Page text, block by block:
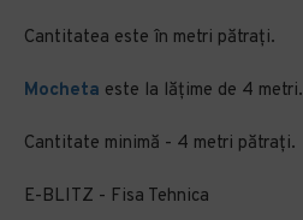
Cantitatea este în metri pătrați.
Mocheta este la lățime de 4 metri.
Cantitate minimă - 4 metri pătrați.
E-BLITZ - Fisa Tehnica